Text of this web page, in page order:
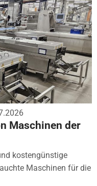
Maschinen der
kostengünstige
Maschinen für die